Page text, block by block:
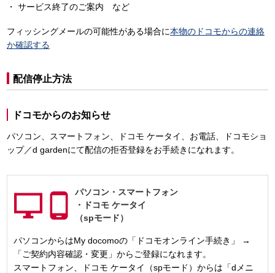
サービス終了のご案内 など
フィッシングメールの可能性がある場合に本物のドコモからの連絡
か確認する
配信停止方法
ドコモからのお知らせ
パソコン、スマートフォン、ドコモ ケータイ、お電話、ドコモショ
ップ／d gardenにて配信の拒否登録をお手続きになれます。
パソコン・ スマートフォン
・
ドコモ ケータイ
（spモード）
パソコンからはMy docomoの「ドコモオンライン手続き」 →
「ご契約内容確認・変更」からご登録になれます。
スマートフォン、ドコモ ケータイ（spモード）からは「dメニ